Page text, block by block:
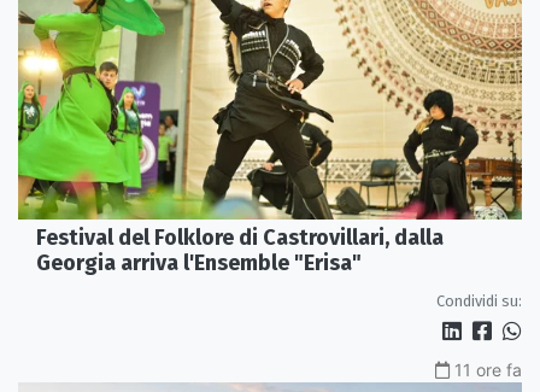
Festival del Folklore di Castrovillari, dalla
Georgia arriva l'Ensemble "Erisa"
Condividi su:
11 ore fa